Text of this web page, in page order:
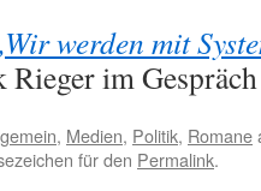
werden mit
im
, Medien, Politik, Romane
für den Permalink.